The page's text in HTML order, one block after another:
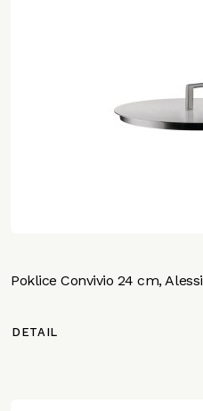
Poklice Convivio 24 cm, Alessi
DETAIL